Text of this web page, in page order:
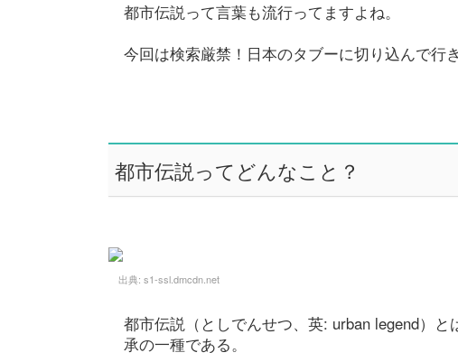
都市伝説って言葉も流行ってますよね。
今回は検索厳禁！日本のタブーに切り込んで行
都市伝説ってどんなこと？
出典: s1-ssl.dmcdn.net
都市伝説（としでんせつ、英: urban legend）
承の一種である。